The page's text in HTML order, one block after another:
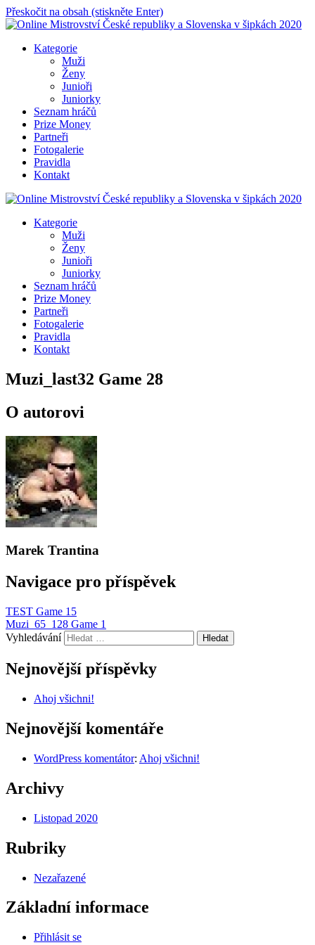
Přeskočit na obsah (stiskněte Enter)
Online Mistrovství České republiky a Slovenska v šipkách 2020
Kategorie
Muži
Ženy
Junioři
Juniorky
Seznam hráčů
Prize Money
Partneři
Fotogalerie
Pravidla
Kontakt
Online Mistrovství České republiky a Slovenska v šipkách 2020
Kategorie
Muži
Ženy
Junioři
Juniorky
Seznam hráčů
Prize Money
Partneři
Fotogalerie
Pravidla
Kontakt
Muzi_last32 Game 28
O autorovi
Marek Trantina
Navigace pro příspěvek
TEST Game 15
Muzi_65_128 Game 1
Vyhledávání
Nejnovější příspěvky
Ahoj všichni!
Nejnovější komentáře
WordPress komentátor: Ahoj všichni!
Archivy
Listopad 2020
Rubriky
Nezařazené
Základní informace
Přihlásit se